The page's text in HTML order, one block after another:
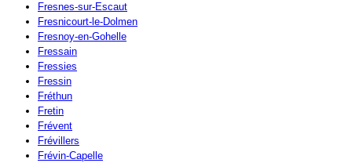
Fresnes-sur-Escaut
Fresnicourt-le-Dolmen
Fresnoy-en-Gohelle
Fressain
Fressies
Fressin
Fréthun
Fretin
Frévent
Frévillers
Frévin-Capelle